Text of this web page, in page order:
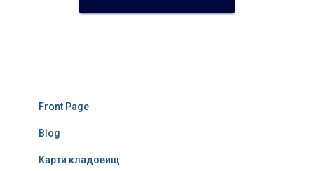
Front Page
Blog
Карти кладовищ